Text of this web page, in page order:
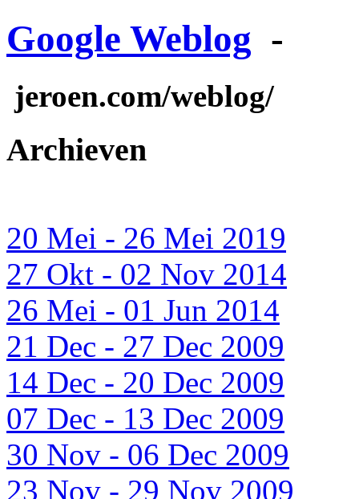
Google Weblog -
jeroen.com/weblog/
Archieven
20 Mei - 26 Mei 2019
27 Okt - 02 Nov 2014
26 Mei - 01 Jun 2014
21 Dec - 27 Dec 2009
14 Dec - 20 Dec 2009
07 Dec - 13 Dec 2009
30 Nov - 06 Dec 2009
23 Nov - 29 Nov 2009